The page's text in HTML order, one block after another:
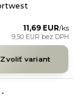
11,69 EUR/ks
9,50 EUR bez DPH
Zvoliť variant